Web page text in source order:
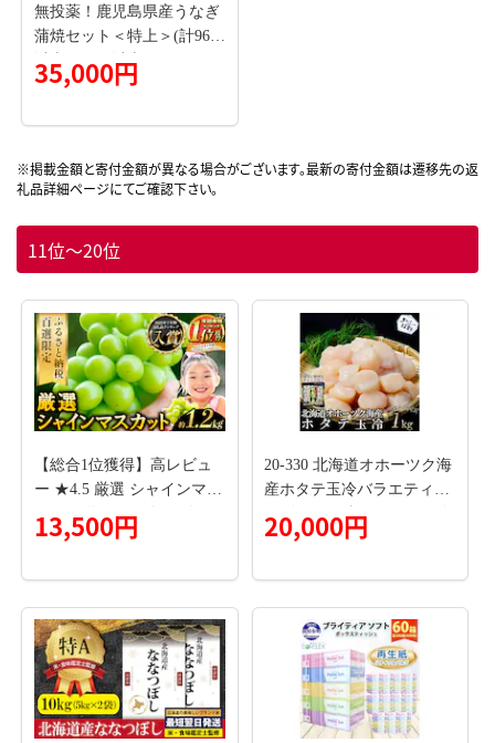
無投薬！鹿児島県産うなぎ
蒲焼セット＜特上＞(計960g
以上・160g以上×6尾)タ
レ・山椒付鰻うなぎ蒲焼
35,000円
11位～20位
【総合1位獲得】高レビュ
ー ★4.5 厳選 シャインマス
カット 約1.2kg 《2026年9月
上旬-11月中旬頃に出荷予定
マスカット ブドウ フルー
ツ 大粒 ランキング 1位 厳
選 シャインマスカット 先
行予約 岡山県産 シャイン
マスカット 訳あり シャイ
ンマスカット シャインマス
13,500円
20-330 北海道オホーツク海
産ホタテ玉冷バラエティサ
イズ(1kg)｜ 訳あり サイズ
不揃い
20,000円